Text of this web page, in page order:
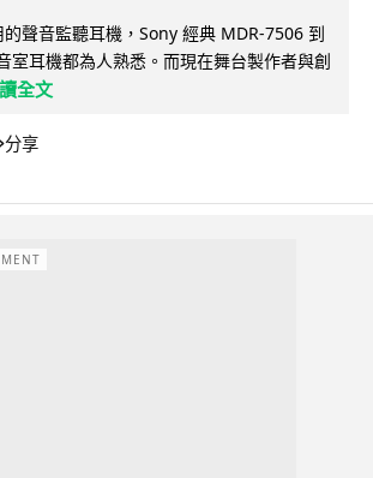
聲音監聽耳機，Sony 經典 MDR-7506 到
室耳機都為人熟悉。而現在舞台製作者與創
全文
分享